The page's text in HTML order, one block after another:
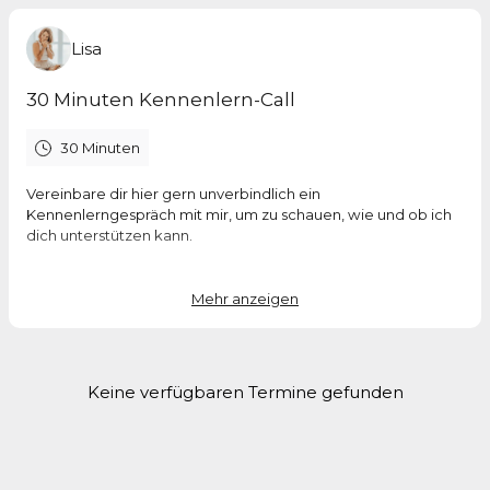
Lisa
30 Minuten Kennenlern-Call
30 Minuten
Vereinbare dir hier gern unverbindlich ein
Kennenlerngespräch mit mir, um zu schauen, wie und ob ich
dich unterstützen kann.
mir gerne eine Email an: info@lisamichel.de.
Mehr anzeigen
Keine verfügbaren Termine gefunden